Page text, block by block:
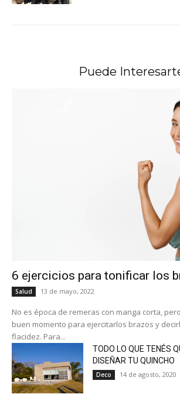
Puede
6 ejercicios para tonificar los
Salud 13 de mayo, 2022
No es época de remeras con manga corta,
buen momento para ejercitarlos brazos y
flacidez. Para...
TODO LO QUE TENÉS
DISEÑAR TU QUINCHO
Deco 14 de agosto, 2020